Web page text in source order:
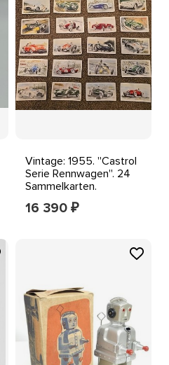
Vintage: 1955. ''Castrol
Serie Rennwagen''. 24
Sammelkarten.
Komplettsatz
16 390 ₽